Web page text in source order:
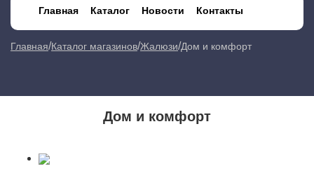
Главная Каталог Новости Контакты
Главная/Каталог магазинов/Жалюзи/Дом и комфорт
Дом и комфорт